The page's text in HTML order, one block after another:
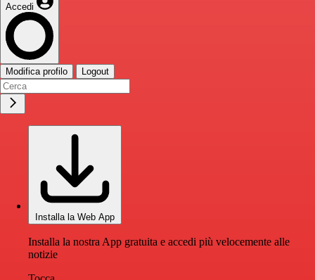
Accedi
Modifica profilo Logout
Installa la Web App
Installa la nostra App gratuita e accedi più velocemente alle
notizie